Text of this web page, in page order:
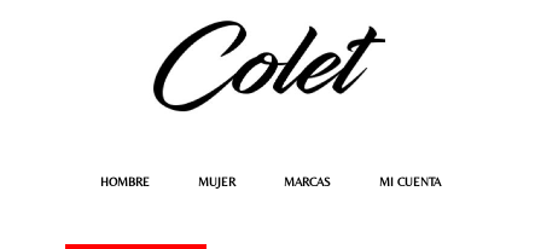
HOMBRE MUJER MARCAS MI CUENTA